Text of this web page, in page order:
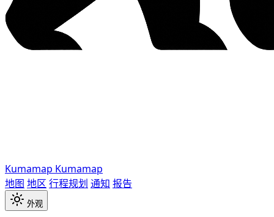
Kumamap Kumamap
地图 地区 行程规划 通知 报告
外观